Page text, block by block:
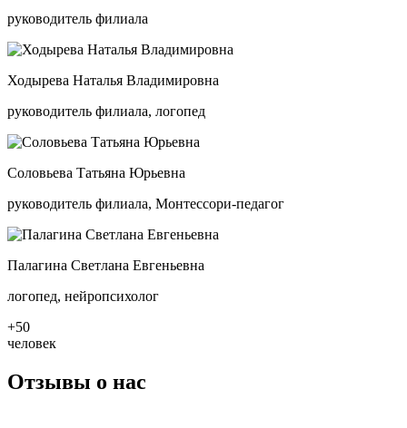
руководитель филиала
Ходырева Наталья Владимировна
руководитель филиала, логопед
Соловьева Татьяна Юрьевна
руководитель филиала, Монтессори-педагог
Палагина Светлана Евгеньевна
логопед, нейропсихолог
+50
человек
Отзывы о нас